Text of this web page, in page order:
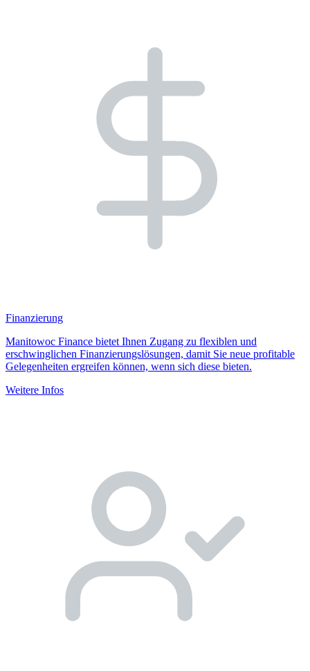
Finanzierung
Manitowoc Finance bietet Ihnen Zugang zu flexiblen und
erschwinglichen Finanzierungslösungen, damit Sie neue profitable
Gelegenheiten ergreifen können, wenn sich diese bieten.
Weitere Infos